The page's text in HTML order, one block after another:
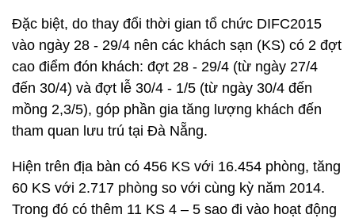
Đặc biệt, do thay đổi thời gian tổ chức DIFC2015
vào ngày 28 - 29/4 nên các khách sạn (KS) có 2 đợt
cao điểm đón khách: đợt 28 - 29/4 (từ ngày 27/4
đến 30/4) và đợt lễ 30/4 - 1/5 (từ ngày 30/4 đến
mồng 2,3/5), góp phần gia tăng lượng khách đến
tham quan lưu trú tại Đà Nẵng.
Hiện trên địa bàn có 456 KS với 16.454 phòng, tăng
60 KS với 2.717 phòng so với cùng kỳ năm 2014.
Trong đó có thêm 11 KS 4 – 5 sao đi vào hoạt động